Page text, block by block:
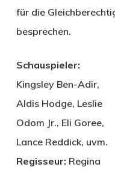
für die
besprechen.
Schauspieler:
Kingsley Ben-Adir,
Aldis Hodge, Leslie
Odom Jr., Eli Goree,
Lance Reddick, uvm.
Regisseur: Regina